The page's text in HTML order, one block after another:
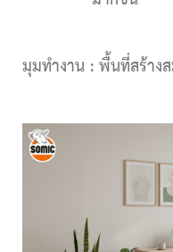
มุมทำงาน : พื้นที่สร้าง